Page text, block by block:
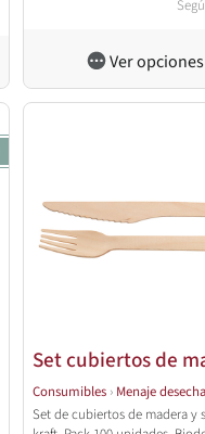
Ver opciones
Set cubiertos de
Consumibles › Menaje
Set de cubiertos de madera y